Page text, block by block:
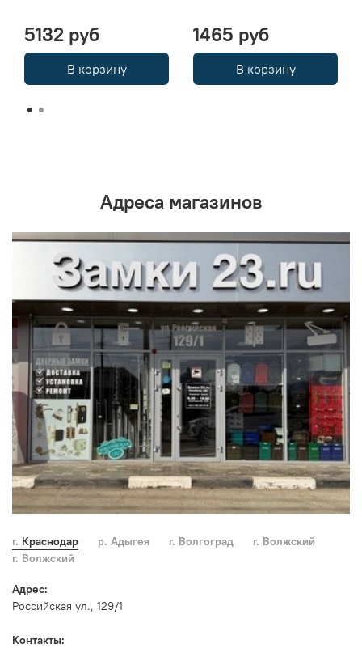
5132 руб
В корзину
1465 руб
В корзину
Адреса магазинов
г. Краснодар р. Адыгея г. Волгоград
г. Волжский
г. Волжский
Адрес:
Российская ул., 129/1
Контакты: